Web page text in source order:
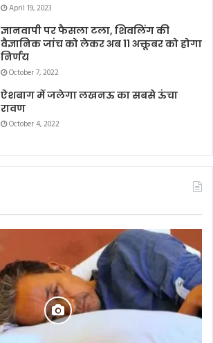
April 19, 2023
ज्ञानवापी पर फैसला टला, शिवलिंग की
वैज्ञानिक जांच को लेकर अब 11 अक्तूबर को होगा
निर्णय
October 7, 2022
ऐशबाग में जलेगा लखनऊ का सबसे ऊंचा
रावण
October 4, 2022